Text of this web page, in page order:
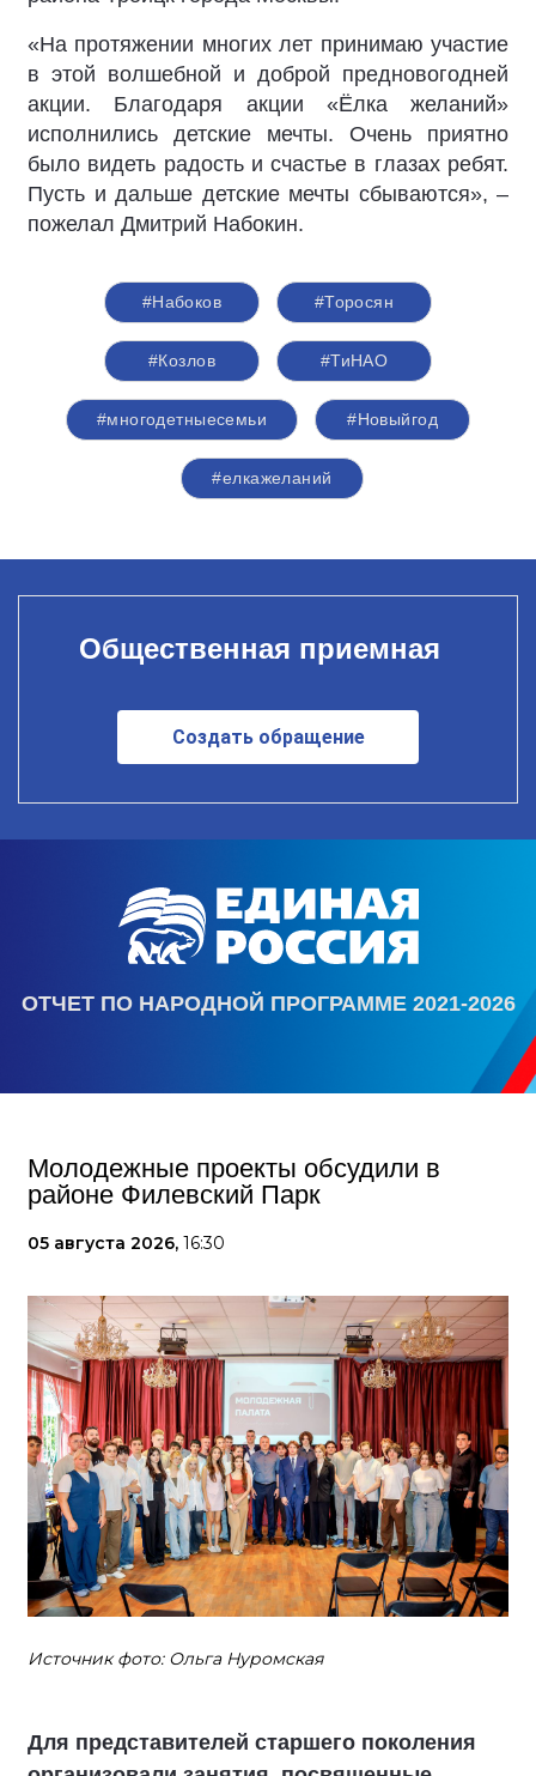
«На протяжении многих лет принимаю участие
в этой волшебной и доброй предновогодней
акции. Благодаря акции «Ёлка желаний»
исполнились детские мечты. Очень приятно
было видеть радость и счастье в глазах ребят.
Пусть и дальше детские мечты сбываются», –
пожелал Дмитрий Набокин.
#Набоков #Торосян
#Козлов #ТиНАО
#многодетныесемьи #Новыйгод
#елкажеланий
Общественная приемная
Создать обращение
ОТЧЕТ ПО НАРОДНОЙ ПРОГРАММЕ 2021-2026
Молодежные проекты обсудили в
районе Филевский Парк
05 августа 2026, 16:30
Источник фото: Ольга Нуромская
Для представителей старшего поколения